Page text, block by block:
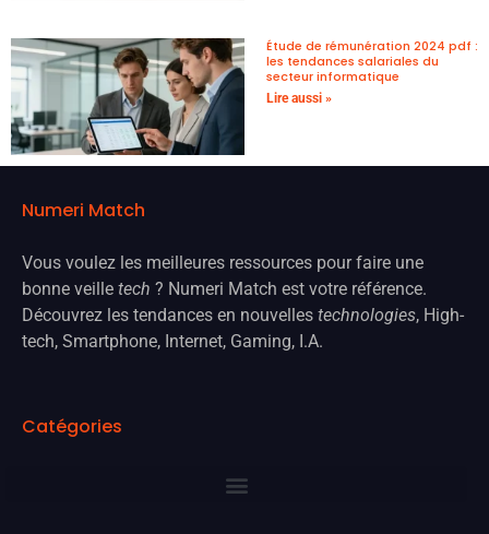
Étude de rémunération 2024 pdf :
les tendances salariales du
secteur informatique
Lire aussi »
Numeri Match
Vous voulez les meilleures ressources pour faire une
bonne veille tech ? Numeri Match est votre référence.
Découvrez les tendances en nouvelles technologies, High-
tech, Smartphone, Internet, Gaming, I.A.
Catégories